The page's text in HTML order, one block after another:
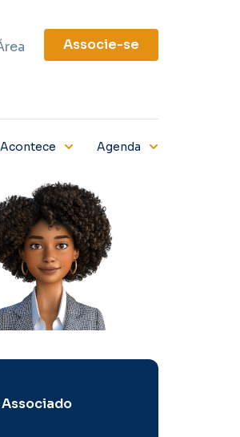
Associe-se
Acontece Agenda